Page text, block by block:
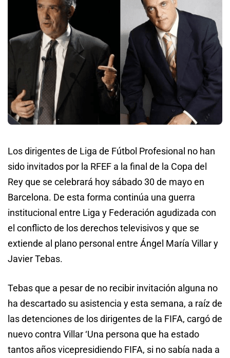
Los dirigentes de Liga de Fútbol Profesional no han
sido invitados por la RFEF a la final de la Copa del
Rey que se celebrará hoy sábado 30 de mayo en
Barcelona. De esta forma continúa una guerra
institucional entre Liga y Federación agudizada con
el conflicto de los derechos televisivos y que se
extiende al plano personal entre Ángel María Villar y
Javier Tebas.
Tebas que a pesar de no recibir invitación alguna no
ha descartado su asistencia y esta semana, a raíz de
las detenciones de los dirigentes de la FIFA, cargó de
nuevo contra Villar ‘Una persona que ha estado
tantos años vicepresidiendo FIFA, si no sabía nada a